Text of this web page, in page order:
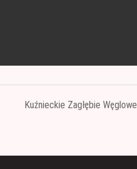
Kuźnieckie Zagłębie Węglowe